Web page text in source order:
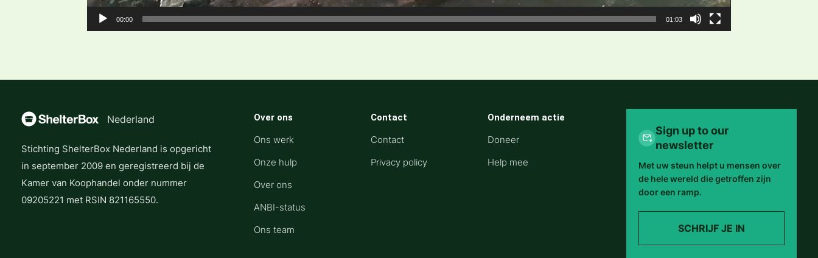
00:00 01:03
Sign up to our
newsletter
Met uw steun helpt u mensen over
de hele wereld die getroffen zijn
door een ramp.
SCHRIJF JE IN
Over ons
Ons werk
Onze hulp
Over ons
ANBI-status
Ons team
Contact
Contact
Privacy policy
Onderneem actie
Doneer
Help mee
Nederland
Stichting ShelterBox Nederland is opgericht
in september 2009 en geregistreerd bij de
Kamer van Koophandel onder nummer
09205221 met RSIN 821165550.